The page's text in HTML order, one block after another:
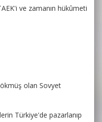
ve zamanın hükûmeti
olan Sovyet
Türkiye'de pazarlanıp